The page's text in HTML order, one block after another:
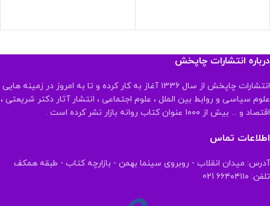
درباره انتشارات چاپخش
انتشارات چاپخش از سال ۱۳۳۶ آغاز به کار کرده و تا به امروز در زمینه هایی
علوم سیاسی و روابط بین الملل ، علوم اجتماعی ، انتشار آثار دکتر شریعتی ،
اقتصاد و ... بیش از ۱۰۰۰ عنوان کتاب روانه بازار نشر کرده است .
اطلاعات تماس
آدرس: میدان انقلاب - روبروی سینما بهمن - بازارچه کتاب - طبقه همکف
تلفن: ۶۶۴۰۴۱۱۰ 021